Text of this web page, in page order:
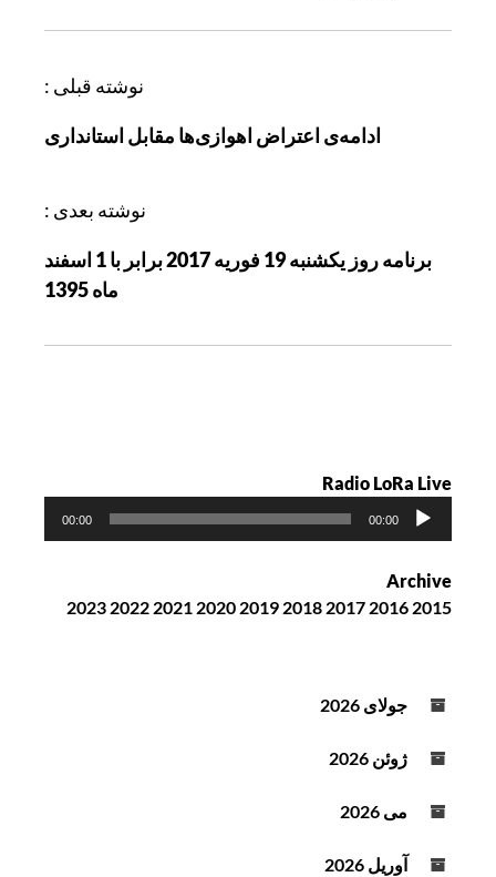
ت
نوشته قبلی :
ادامه‌ی اعتراض اهوازی‌ها مقابل استانداری
نوشته بعدی :
برنامه روز يکشنبه 19 فوريه 2017 برابر با 1 اسفند
ماه 1395
Radio LoRa Live
ک
ن
ه
و
00:00
00:00
Archive
2015
2016
2017
2018
2019
2020
2021
2022
2023
جولای 2026
ژوئن 2026
می 2026
آوریل 2026